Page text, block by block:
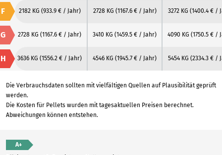
F 2182 KG (933.9 € / Jahr) 2728 KG (1167.6 € / Jahr) 3272 KG (1400.4 € /
G 2728 KG (1167.6 € / Jahr) 3410 KG (1459.5 € / Jahr) 4090 KG (1750.5 € /
H 3636 KG (1556.2 € / Jahr) 4546 KG (1945.7 € / Jahr) 5454 KG (2334.3 € /
Die Verbrauchsdaten sollten mit vielfältigen Quellen auf Plausibilität geprüft
werden.
Die Kosten für Pellets wurden mit tagesaktuellen Preisen berechnet.
Abweichungen können entstehen.
A+